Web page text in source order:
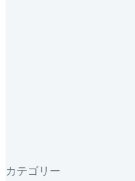
カテゴリー